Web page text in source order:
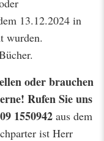
13.12.2024 in
wurden.
oder brauchen
Rufen Sie uns
1550942 aus dem
ist Herr